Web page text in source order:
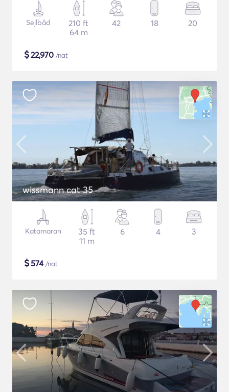
Sejlbåd
210 ft
64 m
42 18 20
$22,970 /nat
wissmann cat 35
Katamaran
35 ft
11 m
6 4 3
$574/nat